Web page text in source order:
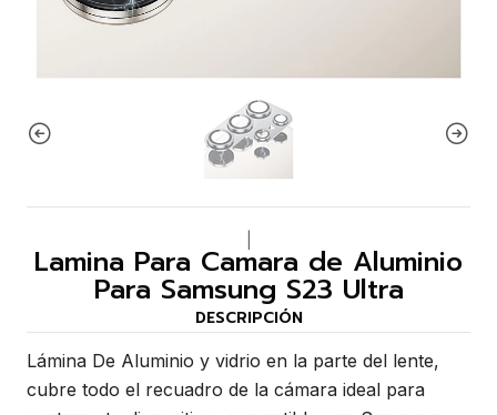
Lamina Para Camara de Aluminio
Para Samsung S23 Ultra
DESCRIPCIÓN
Lámina De Aluminio y vidrio en la parte del lente,
cubre todo el recuadro de la cámara ideal para